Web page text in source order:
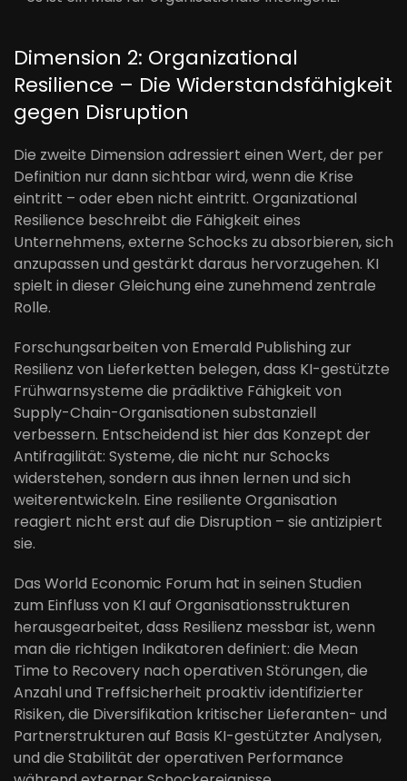
Dimension 2: Organizational
Resilience – Die Widerstandsfähigkeit
gegen Disruption
Die zweite Dimension adressiert einen Wert, der per
Definition nur dann sichtbar wird, wenn die Krise
eintritt – oder eben nicht eintritt. Organizational
Resilience beschreibt die Fähigkeit eines
Unternehmens, externe Schocks zu absorbieren, sich
anzupassen und gestärkt daraus hervorzugehen. KI
spielt in dieser Gleichung eine zunehmend zentrale
Rolle.
Forschungsarbeiten von Emerald Publishing zur
Resilienz von Lieferketten belegen, dass KI-gestützte
Frühwarnsysteme die prädiktive Fähigkeit von
Supply-Chain-Organisationen substanziell
verbessern. Entscheidend ist hier das Konzept der
Antifragilität: Systeme, die nicht nur Schocks
widerstehen, sondern aus ihnen lernen und sich
weiterentwickeln. Eine resiliente Organisation
reagiert nicht erst auf die Disruption – sie antizipiert
sie.
Das World Economic Forum hat in seinen Studien
zum Einfluss von KI auf Organisationsstrukturen
herausgearbeitet, dass Resilienz messbar ist, wenn
man die richtigen Indikatoren definiert: die Mean
Time to Recovery nach operativen Störungen, die
Anzahl und Treffsicherheit proaktiv identifizierter
Risiken, die Diversifikation kritischer Lieferanten- und
Partnerstrukturen auf Basis KI-gestützter Analysen,
und die Stabilität der operativen Performance